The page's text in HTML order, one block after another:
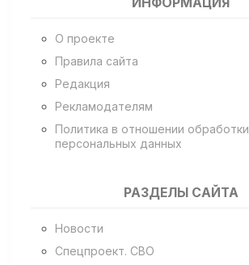
О проекте
Правила сайта
Редакция
Рекламодателям
Политика в отношении обработки
персональных данных
РАЗДЕЛЫ САЙТА
Новости
Спецпроект. СВО